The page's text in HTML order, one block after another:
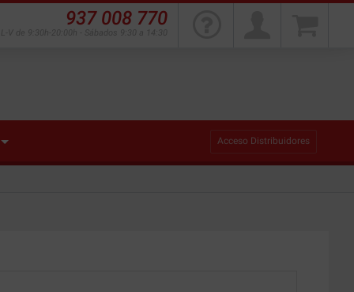
937 008 770
Acceso Distribuidores